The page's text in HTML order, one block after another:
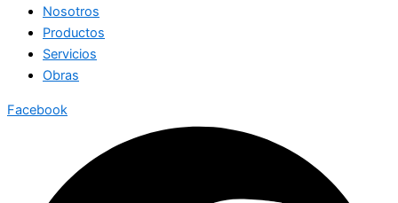
Nosotros
Productos
Servicios
Obras
Facebook